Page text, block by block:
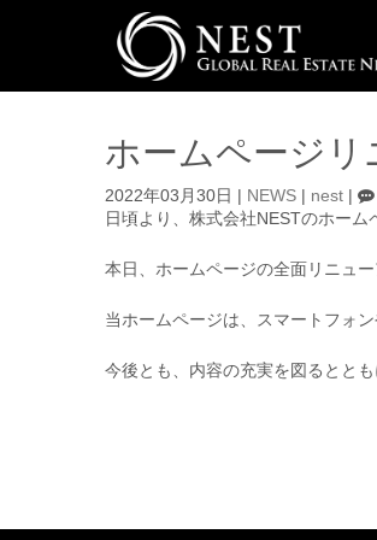
ホームページ
2022年03月30日 NEWS nest
日頃より、株式会社NESTのホーム
本日、ホームページの全面リニュー
当ホームページは、スマートフォ
今後とも、内容の充実を図るとと